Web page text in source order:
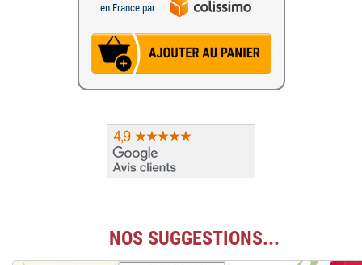
en France par
NOS SUGGESTIONS...